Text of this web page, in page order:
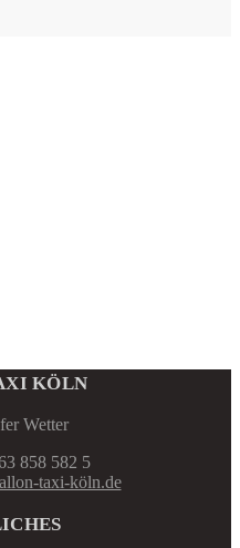
KÖLN
Wetter
858 582 5
taxi-köln.de